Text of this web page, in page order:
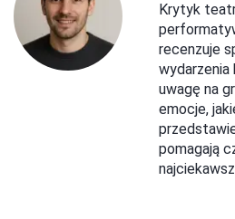
Krytyk
recenzuje
wydarzenia
uwagę na
emocje,
pomagają